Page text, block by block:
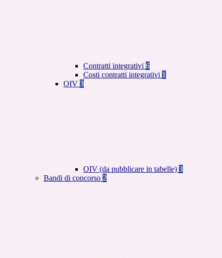
Contratti integrativi 6
Costi contratti integrativi 1
OIV 3
OIV (da pubblicare in tabelle) 3
Bandi di concorso 2